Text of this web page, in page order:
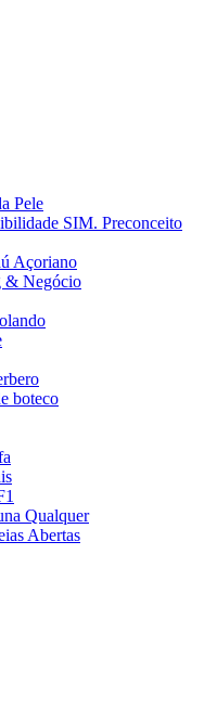
Pele
SIM. Preconceito
Açoriano
& Negócio
boteco
Qualquer
Abertas